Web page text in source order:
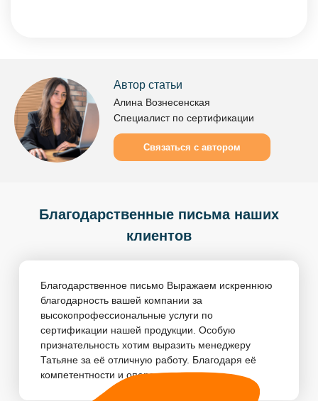
Автор статьи
Алина Вознесенская
Специалист по сертификации
Связаться с автором
Благодарственные письма наших
клиентов
Благодарственное письмо Выражаем искреннюю
благодарность вашей компании за
высокопрофессиональные услуги по
сертификации нашей продукции. Особую
признательность хотим выразить менеджеру
Татьяне за её отличную работу. Благодаря её
компетентности и оперативности, пр...